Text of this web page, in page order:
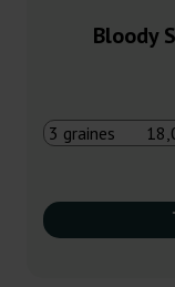
Bloody